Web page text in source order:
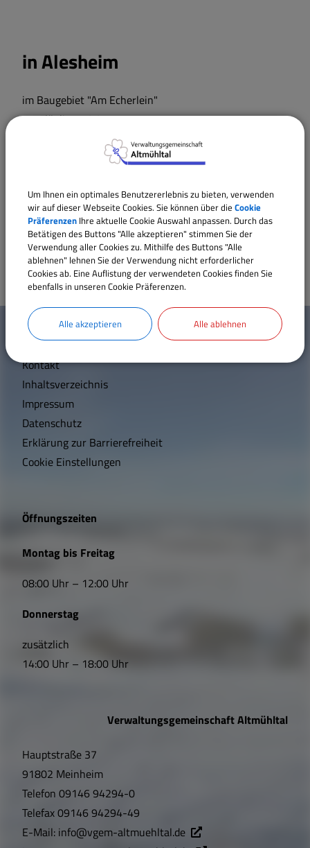
Bildung und Soziales
Vereine und Gruppen
Sport und Freizeit
Satzungen und Verordnungen
Sehenswertes
Breitbandversorgung
Wärmeplanung
in Alesheim
im Baugebiet "Am Echerlein"
am Flüglinger Weg
in Trommetsheim
im Baugebiet "Lärchenweg"
am Bolzplatz in der Lindenstraße
W
c
h
t
i
e
L
n
k
s
f
n
u
Mehr entdecken
Kontakt
Inhaltsverzeichnis
Impressum
Datenschutz
Erklärung zur Barrierefreiheit
Cookie Einstellungen
Öffnungszeiten
Montag bis Freitag
08:00 Uhr – 12:00 Uhr
Donnerstag
zusätzlich
14:00 Uhr – 18:00 Uhr
Verwaltungsgemeinschaft Altmühltal
Hauptstraße 37
91802 Meinheim
Telefon 09146 94294-0
Telefax09146 94294-49
E-Mail: info@vgem-altmuehltal.de
Um Ihnen ein optimales Benutzererlebnis zu bieten, verwenden
wir auf dieser Webseite Cookies. Sie können über die Cookie
Präferenzen Ihre aktuelle Cookie Auswahl anpassen. Durch das
Betätigen des Buttons "Alle akzeptieren" stimmen Sie der
Verwendung aller Cookies zu. Mithilfe des Buttons "Alle
ablehnen" lehnen Sie der Verwendung nicht erforderlicher
Cookies ab. Eine Auflistung der verwendeten Cookies finden Sie
ebenfalls in unseren Cookie Präferenzen.
Alle akzeptieren Alle ablehnen